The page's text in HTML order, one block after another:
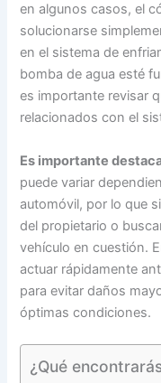
en algunos casos, el
solucionarse
en el sistema de
bomba de agua esté
es importante revisar
relacionados con el
Es importante
puede variar
automóvil, por lo que
del propietario o
vehículo en cuestión.
actuar rápidamente
para evitar daños
óptimas condiciones.
¿Qué